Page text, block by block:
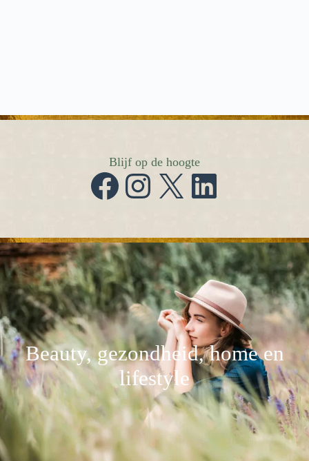
Blijf op de hoogte
Facebook
Instagram
X LinkedIn
Beauty, gezondheid, home en
lifestyle